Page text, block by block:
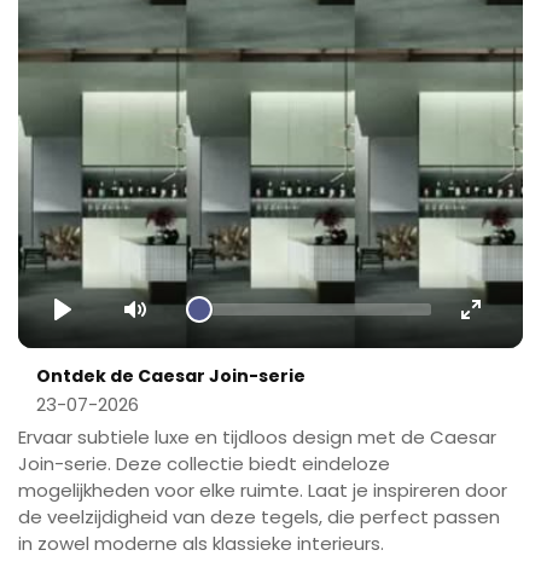
Play
Ontdek de Caesar Join-serie
23-07-2026
Ervaar subtiele luxe en tijdloos design met de Caesar
Join-serie. Deze collectie biedt eindeloze
mogelijkheden voor elke ruimte. Laat je inspireren door
de veelzijdigheid van deze tegels, die perfect passen
in zowel moderne als klassieke interieurs.